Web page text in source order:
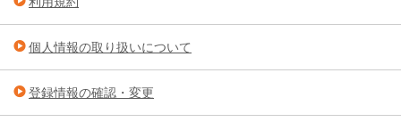
個人情報の取り扱いについて
登録情報の確認・変更